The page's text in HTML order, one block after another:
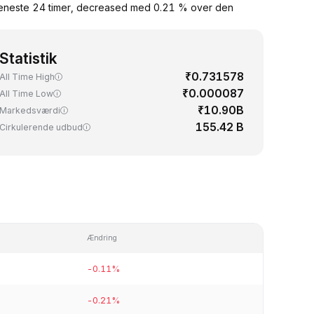
24 timer, decreased med 0.21 % over den
Statistik
All Time High ₹0.731578
All Time Low ₹0.000087
Markedsværdi ₹10.90B
Cirkulerende udbud 155.42 B
Ændring
-0.11%
-0.21%